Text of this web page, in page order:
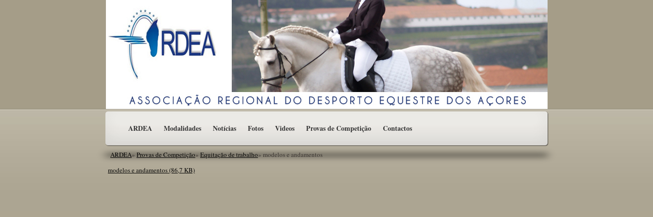
ARDEA Modalidades Notícias Fotos Videos Provas de Competição Contactos
ARDEA»Provas de Competição»Equitação de trabalho»modelos e andamentos
modelos e andamentos(86,7 KB)